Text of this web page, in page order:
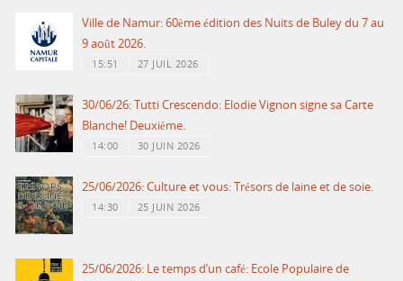
Ville de Namur: 60ème édition des Nuits de Buley du 7 au
9 août 2026.
15:51 27 JUIL 2026
30/06/26: Tutti Crescendo: Elodie Vignon signe sa Carte
Blanche! Deuxième.
14:00 30 JUIN 2026
25/06/2026: Culture et vous: Trésors de laine et de soie.
14:30 25 JUIN 2026
25/06/2026: Le temps d’un café: Ecole Populaire de